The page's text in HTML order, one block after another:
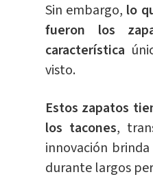
Sin embargo, lo
fueron los
característica
visto.
Estos zapatos
los tacones,
innovación
durante largos